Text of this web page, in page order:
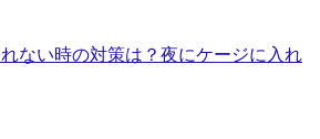
ない時の対策は？夜にケージに入れ